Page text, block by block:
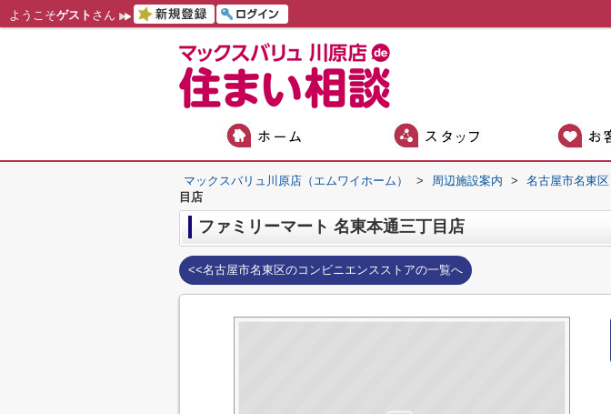
ようこそゲスト さん
マックスバリュ川原店（エムワイホーム） > 周辺施設案内 > 名古屋市名東区
目店
ファミリーマート 名東本通三丁目店
<<名古屋市名東区のコンビニエンスストアの一覧へ